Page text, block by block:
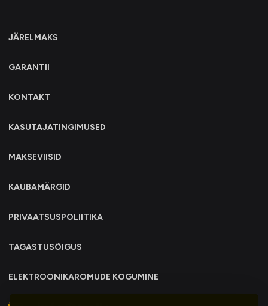
JÄRELMAKS
GARANTII
KONTAKT
KASUTAJATINGIMUSED
MAKSEVIISID
KAUBAMÄRGID
PRIVAATSUSPOLIITIKA
TAGASTUSÕIGUS
ELEKTROONIKAROMUDE KOGUMINE